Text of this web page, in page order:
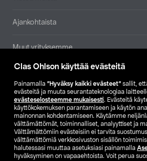
Clas Ohlson käyttää evästeitä
Painamalla ”Hyväksy kaikki evästeet” sallit,
evästeitä ja muuta seurantateknologiaa
evästeselosteemme mukaisesti. Evästeitä
käyttökokemuksen parantamiseen ja käytön
mainonnan kohdentamiseen. Käytämme
välttämättömät, toiminnalliset, analyyttiset ja
Välttämättömiin evästeisiin ei tarvita
välttämättömiä verkkosivuston sisällön
halutessasi muuttaa asetuksiasi painamalla
hyväksyminen on vapaaehtoista. Voit perua
Ajankohtaista
Muut yrityksemme
Etsi myymälä
SE NO FI
FI SV